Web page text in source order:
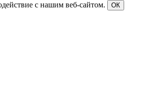
с нашим веб-сайтом.
ОК